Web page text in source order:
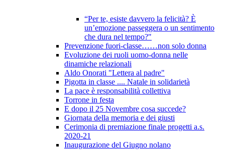
“Per te, esiste davvero la felicità? È
un’emozione passeggera o un sentimento
che dura nel tempo?"
Prevenzione fuori-classe……non solo donna
Evoluzione dei ruoli uomo-donna nelle
dinamiche relazionali
Aldo Onorati "Lettera al padre"
Pigotta in classe .... Natale in solidarietà
La pace è responsabilità collettiva
Torrone in festa
E dopo il 25 Novembre cosa succede?
Giornata della memoria e dei giusti
Cerimonia di premiazione finale progetti a.s.
2020-21
Inaugurazione del Giugno nolano